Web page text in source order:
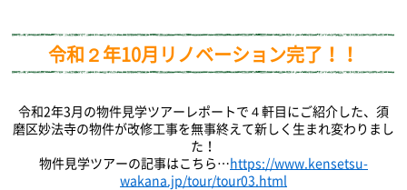
令和２年10月リノベーション完了！！
令和2年3月の物件見学ツアーレポートで４軒目にご紹介した、須
磨区妙法寺の物件が改修工事を無事終えて新しく生まれ変わりまし
た！
物件見学ツアーの記事はこちら…https://www.kensetsu-
wakana.jp/tour/tour03.html